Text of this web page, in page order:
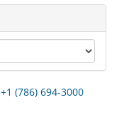
+1 (786) 694-3000